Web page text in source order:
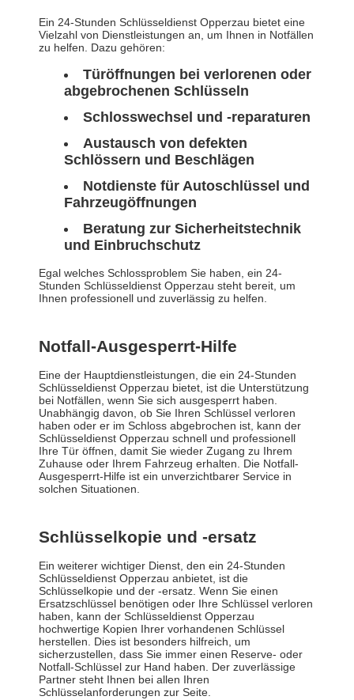
Ein 24-Stunden Schlüsseldienst Opperzau bietet eine
Vielzahl von Dienstleistungen an, um Ihnen in Notfällen
zu helfen. Dazu gehören:
Türöffnungen bei verlorenen oder
abgebrochenen Schlüsseln
Schlosswechsel und -reparaturen
Austausch von defekten
Schlössern und Beschlägen
Notdienste für Autoschlüssel und
Fahrzeugöffnungen
Beratung zur Sicherheitstechnik
und Einbruchschutz
Egal welches Schlossproblem Sie haben, ein 24-
Stunden Schlüsseldienst Opperzau steht bereit, um
Ihnen professionell und zuverlässig zu helfen.
Notfall-Ausgesperrt-Hilfe
Eine der Hauptdienstleistungen, die ein 24-Stunden
Schlüsseldienst Opperzau bietet, ist die Unterstützung
bei Notfällen, wenn Sie sich ausgesperrt haben.
Unabhängig davon, ob Sie Ihren Schlüssel verloren
haben oder er im Schloss abgebrochen ist, kann der
Schlüsseldienst Opperzau schnell und professionell
Ihre Tür öffnen, damit Sie wieder Zugang zu Ihrem
Zuhause oder Ihrem Fahrzeug erhalten. Die Notfall-
Ausgesperrt-Hilfe ist ein unverzichtbarer Service in
solchen Situationen.
Schlüsselkopie und -ersatz
Ein weiterer wichtiger Dienst, den ein 24-Stunden
Schlüsseldienst Opperzau anbietet, ist die
Schlüsselkopie und der -ersatz. Wenn Sie einen
Ersatzschlüssel benötigen oder Ihre Schlüssel verloren
haben, kann der Schlüsseldienst Opperzau
hochwertige Kopien Ihrer vorhandenen Schlüssel
herstellen. Dies ist besonders hilfreich, um
sicherzustellen, dass Sie immer einen Reserve- oder
Notfall-Schlüssel zur Hand haben. Der zuverlässige
Partner steht Ihnen bei allen Ihren
Schlüsselanforderungen zur Seite.